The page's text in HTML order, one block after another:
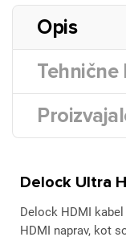
Opis
Delock Ultra
Delock HDMI
HDMI naprav, kot